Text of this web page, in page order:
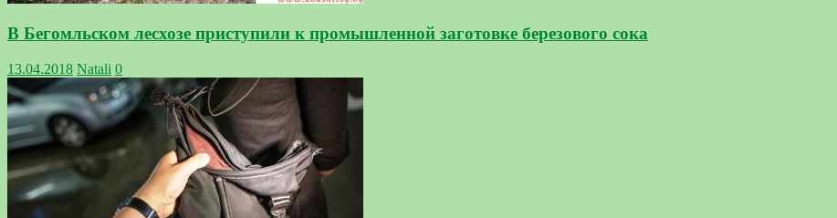
В Бегомльском лесхозе приступили к промышленной заготовке березового сока
13.04.2018 Natali 0